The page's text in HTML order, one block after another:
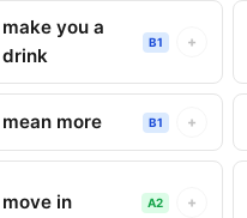
make you a
drink
B1 +
mean more B1 +
move in A2 +